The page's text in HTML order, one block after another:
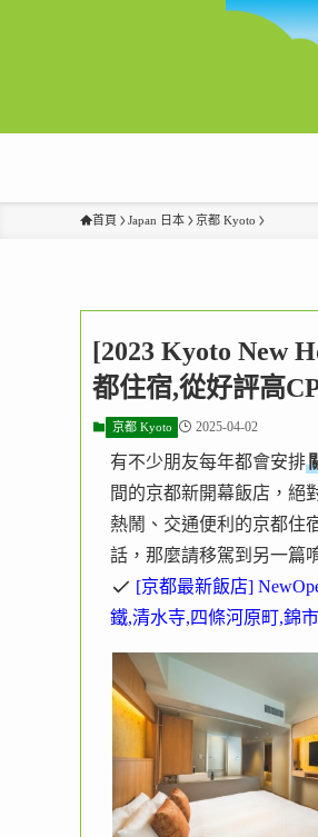
首頁 Japan 日本 京都 Kyoto
[2023 Kyoto New
都住宿,從好評高
京都 Kyoto 2025-04-02
有不少朋友每年都會安排
間的京都新開幕飯店，絕
熱鬧、交通便利的京都住
話，那麼請移駕到另一篇
[京都最新飯店]
鐵,清水寺,四條河原町,錦